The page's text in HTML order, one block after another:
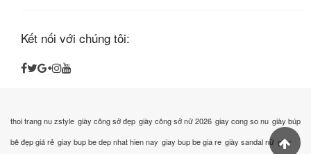
Kết nối với chúng tôi:
thoi trang nu zstyle giày công sở đẹp giày công sở nữ 2026 giay cong so nu giày búp
bê đẹp giá rẻ giay bup be dep nhat hien nay giay bup be gia re giày sandal nữ giày